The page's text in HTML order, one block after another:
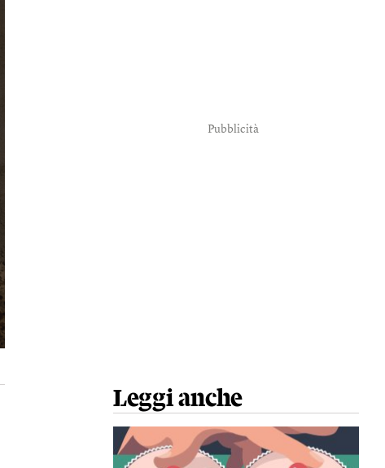
Pubblicità
Leggi anche